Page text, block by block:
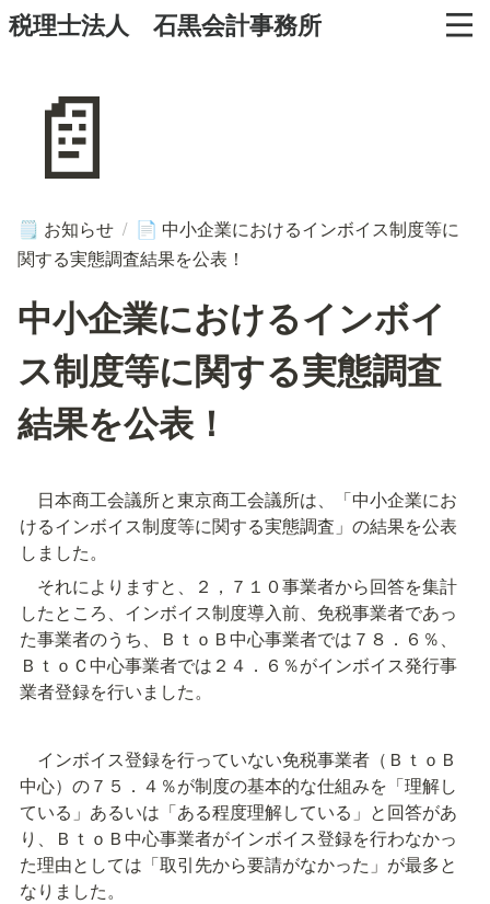
税理士法人 石黒会計事務所
📄
🗒️ お知らせ / 📄 中小企業におけるインボイス制度等に
関する実態調査結果を公表！
中小企業におけるインボイ
ス制度等に関する実態調査
結果を公表！
日本商工会議所と東京商工会議所は、「中小企業にお
けるインボイス制度等に関する実態調査」の結果を公表
しました。
それによりますと、２，７１０事業者から回答を集計
したところ、インボイス制度導入前、免税事業者であっ
た事業者のうち、ＢｔｏＢ中心事業者では７８．６％、
ＢｔｏＣ中心事業者では２４．６％がインボイス発行事
業者登録を行いました。
インボイス登録を行っていない免税事業者（ＢｔｏＢ
中心）の７５．４％が制度の基本的な仕組みを「理解し
ている」あるいは「ある程度理解している」と回答があ
り、ＢｔｏＢ中心事業者がインボイス登録を行わなかっ
た理由としては「取引先から要請がなかった」が最多と
なりました。